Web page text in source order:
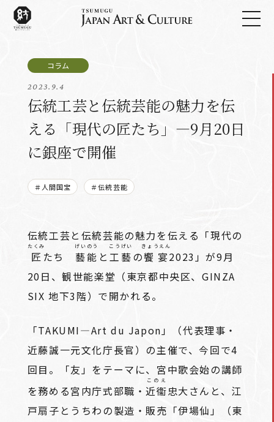
2023.9.4
伝統工芸と伝統芸能の魅力を伝
える「現代の匠たち」―9月20日
に銀座で開催
＃人間国宝 ＃伝統芸能
伝統工芸と伝統芸能の魅力を伝える「現代の
匠
たくみ
たち 藝能
げいのう
と 工藝
こうげい
の饗宴
きょうえん
2023」が9月
20日、観世能楽堂（東京都中央区、GINZA
SIX 地下3階）で開かれる。
「TAKUMI―Art du Japon」（代表理事・
近藤誠一元文化庁長官）の主催で、今回で4
回目。「友」をテーマに、宮中歌会始の講師
を務める宮内庁式部職・近衞
このえ
忠大さんと、江
戸扇子とうちわの製造・販売「伊場仙」（東